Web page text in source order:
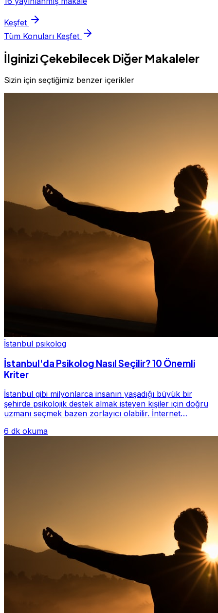
Keşfet
Tüm Konuları Keşfet
İlginizi Çekebilecek Diğer Makaleler
Sizin için seçtiğimiz benzer içerikler
İstanbul psikolog
İstanbul'da Psikolog Nasıl Seçilir? 10 Önemli
Kriter
İstanbul gibi milyonlarca insanın yaşadığı büyük bir
şehirde psikolojik destek almak isteyen kişiler için doğru
uzmanı seçmek bazen zorlayıcı olabilir. İnternet
6 dk okuma